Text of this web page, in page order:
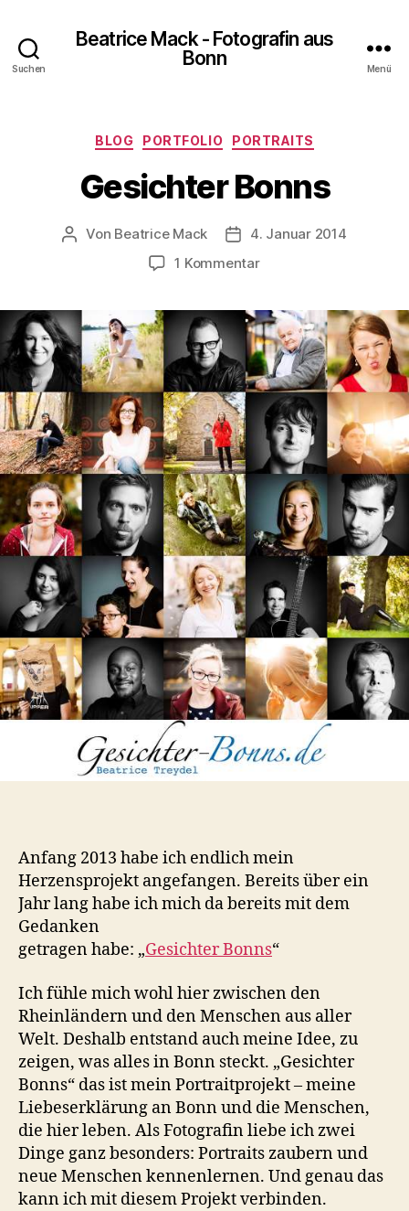
Suchen
Beatrice Mack - Fotografin aus
Bonn
Menü
Kategorien
BLOG PORTFOLIO PORTRAITS
Gesichter Bonns
Beitragsautor
Von Beatrice Mack Beitragsdatum
4. Januar 2014
1 Kommentarzu
Anfang 2013 habe ich endlich mein
Herzensprojekt angefangen. Bereits über ein
Jahr lang habe ich mich da bereits mit dem
Gedanken
getragen habe: „Gesichter Bonns“
Ich fühle mich wohl hier zwischen den
Rheinländern und den Menschen aus aller
Welt. Deshalb entstand auch meine Idee, zu
zeigen, was alles in Bonn steckt. „Gesichter
Bonns“ das ist mein Portraitprojekt – meine
Liebeserklärung an Bonn und die Menschen,
die hier leben. Als Fotografin liebe ich zwei
Dinge ganz besonders: Portraits zaubern und
neue Menschen kennenlernen. Und genau das
kann ich mit diesem Projekt verbinden.